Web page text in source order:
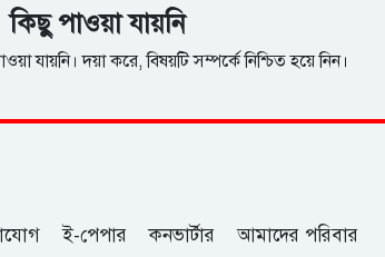
কিছু পাওয়া যায়নি
যায়নি। দয়া করে, বিষয়টি সম্পর্কে নিশ্চিত হয়ে নিন।
ই-পেপার কনভার্টার আমাদের পরিবার